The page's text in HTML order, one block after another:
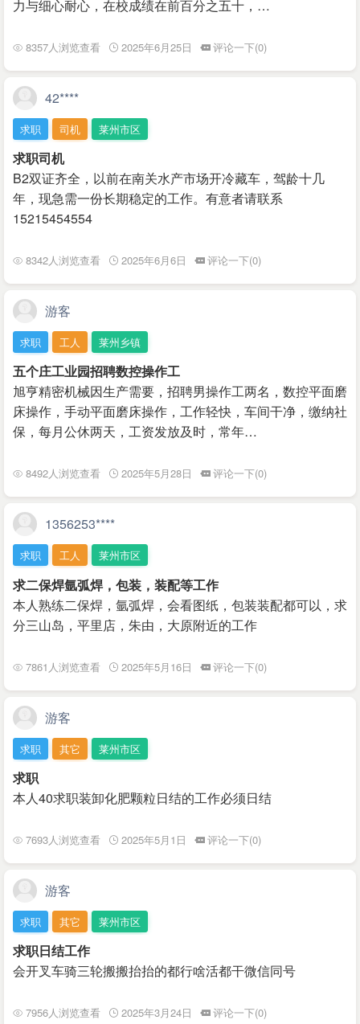
力与细心耐心，在校成绩在前百分之五十，…
8357人浏览查看 2025年6月25日 评论一下(0)
42****
求职 司机 莱州市区
求职司机
B2双证齐全，以前在南关水产市场开冷藏车，驾龄十几
年，现急需一份长期稳定的工作。有意者请联系
15215454554
8342人浏览查看 2025年6月6日 评论一下(0)
游客
求职 工人 莱州乡镇
五个庄工业园招聘数控操作工
旭亨精密机械因生产需要，招聘男操作工两名，数控平面磨
床操作，手动平面磨床操作，工作轻快，车间干净，缴纳社
保，每月公休两天，工资发放及时，常年…
8492人浏览查看 2025年5月28日 评论一下(0)
1356253****
求职 工人 莱州市区
求二保焊氩弧焊，包装，装配等工作
本人熟练二保焊，氩弧焊，会看图纸，包装装配都可以，求
分三山岛，平里店，朱由，大原附近的工作
7861人浏览查看 2025年5月16日 评论一下(0)
游客
求职 其它 莱州市区
求职
本人40求职装卸化肥颗粒日结的工作必须日结
7693人浏览查看 2025年5月1日 评论一下(0)
游客
求职 其它 莱州市区
求职日结工作
会开叉车骑三轮搬搬抬抬的都行啥活都干微信同号
7956人浏览查看 2025年3月24日 评论一下(0)